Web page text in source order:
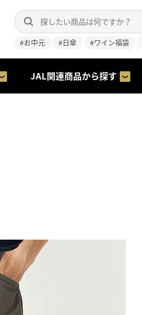
#お中元 #日傘 #ワイン福袋
JAL関連商品から探す